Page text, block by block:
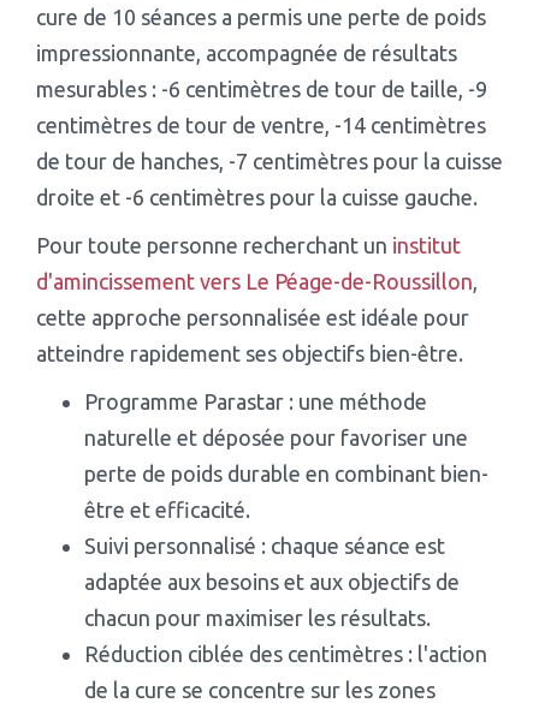
cure de 10 séances a permis une perte de poids
impressionnante, accompagnée de résultats
mesurables : -6 centimètres de tour de taille, -9
centimètres de tour de ventre, -14 centimètres
de tour de hanches, -7 centimètres pour la cuisse
droite et -6 centimètres pour la cuisse gauche.
Pour toute personne recherchant un institut
d'amincissement vers Le Péage-de-Roussillon
cette approche personnalisée est idéale pour
atteindre rapidement ses objectifs bien-être.
Programme Parastar : une méthode
naturelle et déposée pour favoriser une
perte de poids durable en combinant bien-
être et efficacité.
Suivi personnalisé : chaque séance est
adaptée aux besoins et aux objectifs de
chacun pour maximiser les résultats.
Réduction ciblée des centimètres : l'action
de la cure se concentre sur les zones